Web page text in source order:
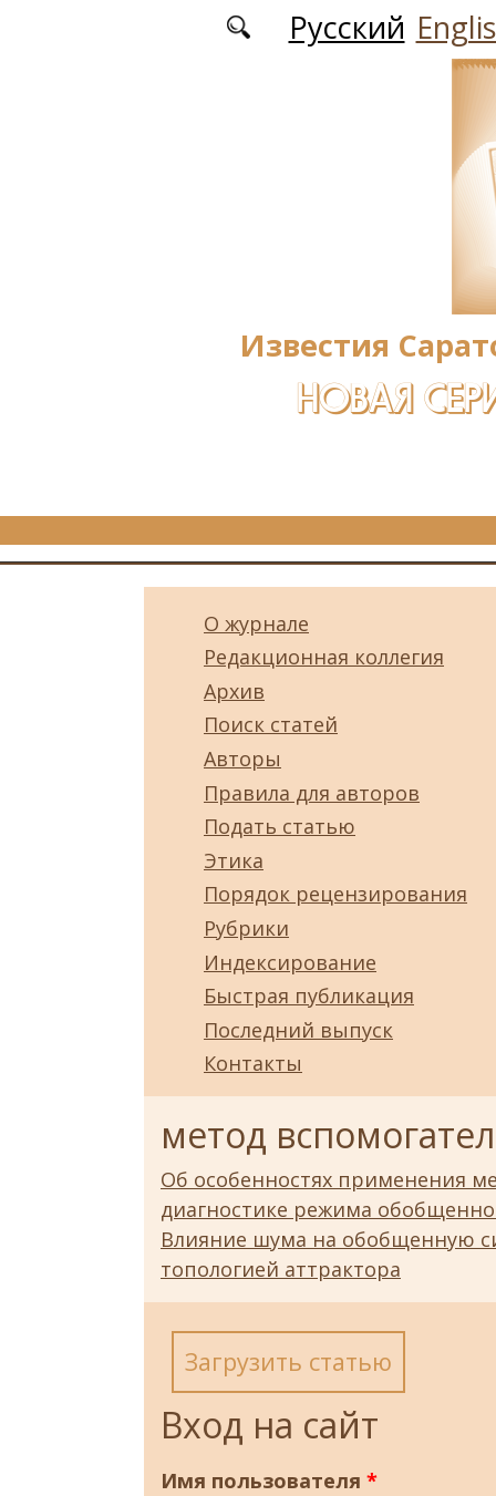
Перейти к основному содержаниюРусский
Известия
НОВАЯ
О журнале
Редакционная коллегия
Архив
Поиск статей
Авторы
Правила для авторов
Подать статью
Этика
Порядок рецензирования
Рубрики
Индексирование
Быстрая публикация
Последний выпуск
Контакты
метод
Об особенностях применения
диагностике режима
Влияние шума на обобщенную
топологией аттрактора
Загрузить статью
Вход на сайт
Имя пользователя *